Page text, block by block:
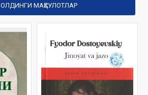
ОЛДИНГИ МАҲСУЛОТЛАР